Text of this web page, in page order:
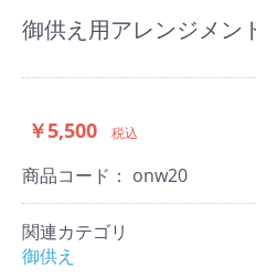
御供え用アレンジメン
￥5,500 税込
商品コード： onw20
関連カテゴリ
御供え